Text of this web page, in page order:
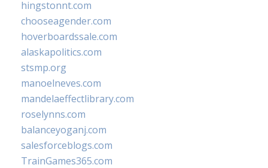
hingstonnt.com
chooseagender.com
hoverboardssale.com
alaskapolitics.com
stsmp.org
manoelneves.com
mandelaeffectlibrary.com
roselynns.com
balanceyoganj.com
salesforceblogs.com
TrainGames365.com